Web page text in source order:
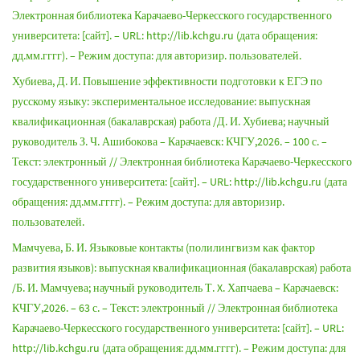
Электронная библиотека Карачаево-Черкесского государственного
университета: [сайт]. – URL: http://lib.kchgu.ru (дата обращения:
дд.мм.гггг). – Режим доступа: для авторизир. пользователей.
Хубиева, Д. И. Повышение эффективности подготовки к ЕГЭ по
русскому языку: экспериментальное исследование: выпускная
квалификационная (бакалаврская) работа /Д. И. Хубиева; научный
руководитель З. Ч. Ашибокова – Карачаевск: КЧГУ,2026. – 100 с. –
Текст: электронный // Электронная библиотека Карачаево-Черкесского
государственного университета: [сайт]. – URL: http://lib.kchgu.ru (дата
обращения: дд.мм.гггг). – Режим доступа: для авторизир.
пользователей.
Мамчуева, Б. И. Языковые контакты (полилингвизм как фактор
развития языков): выпускная квалификационная (бакалаврская) работа
/Б. И. Мамчуева; научный руководитель Т. X. Хапчаева – Карачаевск:
КЧГУ,2026. – 63 с. – Текст: электронный // Электронная библиотека
Карачаево-Черкесского государственного университета: [сайт]. – URL:
http://lib.kchgu.ru (дата обращения: дд.мм.гггг). – Режим доступа: для